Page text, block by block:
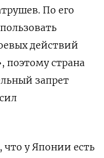
По его
действий
поэтому страна
запрет
у Японии есть